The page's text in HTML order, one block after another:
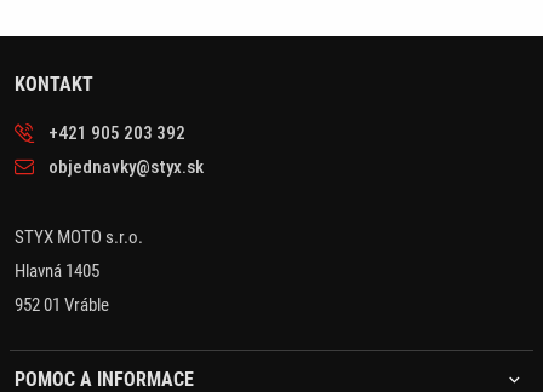
KONTAKT
+421 905 203 392
objednavky@styx.sk
STYX MOTO s.r.o.
Hlavná 1405
952 01 Vráble
POMOC A INFORMACE